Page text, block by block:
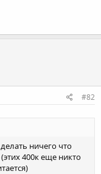
#82
ничего что
400к еще никто